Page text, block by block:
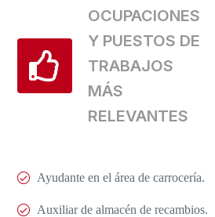
OCUPACIONES
Y PUESTOS DE
TRABAJOS
MÁS
RELEVANTES
Ayudante en el área de carrocería.
Auxiliar de almacén de recambios.